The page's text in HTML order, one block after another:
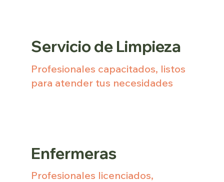
Servicio de Limpieza
Profesionales capacitados, listos
para atender tus necesidades
Enfermeras
Profesionales licenciados,